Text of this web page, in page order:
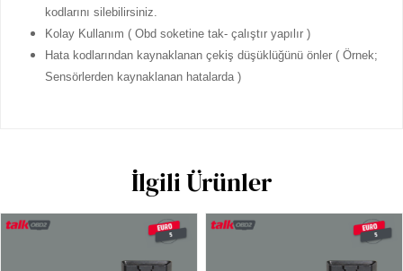
kodlarını silebilirsiniz.
Kolay Kullanım ( Obd soketine tak- çalıştır yapılır )
Hata kodlarından kaynaklanan çekiş düşüklüğünü önler ( Örnek;
Sensörlerden kaynaklanan hatalarda )
İlgili Ürünler